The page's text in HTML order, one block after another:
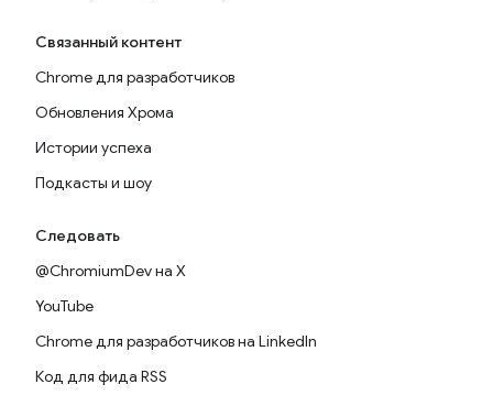
Связанный контент
Chrome для разработчиков
Обновления Хрома
Истории успеха
Подкасты и шоу
Следовать
@ChromiumDev на X
YouTube
Chrome для разработчиков на LinkedIn
Код для фида RSS